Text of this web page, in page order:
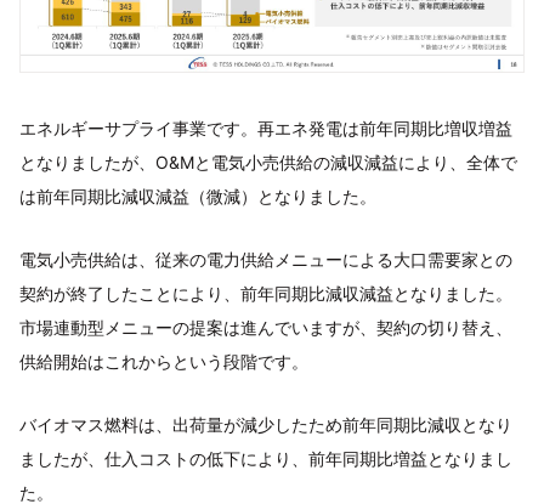
エネルギーサプライ事業です。再エネ発電は前年同期比増収増益
となりましたが、O&Mと電気小売供給の減収減益により、全体で
は前年同期比減収減益（微減）となりました。
電気小売供給は、従来の電力供給メニューによる大口需要家との
契約が終了したことにより、前年同期比減収減益となりました。
市場連動型メニューの提案は進んでいますが、契約の切り替え、
供給開始はこれからという段階です。
バイオマス燃料は、出荷量が減少したため前年同期比減収となり
ましたが、仕入コストの低下により、前年同期比増益となりまし
た。